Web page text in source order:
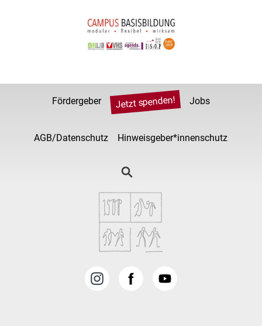
Fördergeber Jetzt spenden! Jobs
AGB/Datenschutz Hinweisgeber*innenschutz